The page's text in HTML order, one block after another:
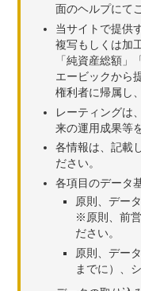
面のヘルプにて
当サイトで提供
複写もしくは加
「純資産総額
エービックから
権利者に帰属し
レーティングは
来の運用成果等
各情報は、記載
ださい。
各項目のデータ
原則、デー
※原則、前
ださい。
原則、デー
までに）、